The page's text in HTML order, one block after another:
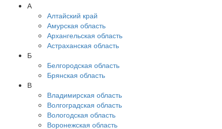
А
Алтайский край
Амурская область
Архангельская область
Астраханская область
Б
Белгородская область
Брянская область
В
Владимирская область
Волгоградская область
Вологодская область
Воронежская область